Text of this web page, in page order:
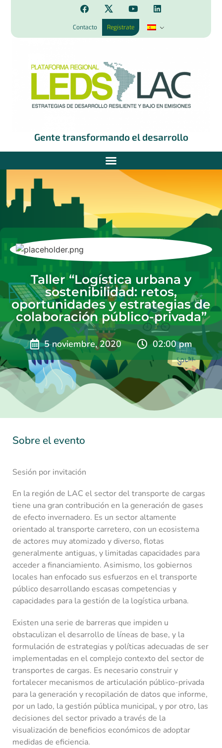
Contacto Regístrate
Gente transformando el desarrollo
Taller “Logística urbana y
sostenibilidad: retos,
oportunidades y estrategias de
colaboración público-privada”
5 noviembre, 2020 02:00 pm
Sobre el evento
Sesión por invitación
En la región de LAC el sector del transporte de cargas
tiene una gran contribución en la generación de gases
de efecto invernadero. Es un sector altamente
orientado al transporte carretero, con un ecosistema
de actores muy atomizado y diverso, flotas
generalmente antiguas, y limitadas capacidades para
acceder a financiamiento. Asimismo, los gobiernos
locales han enfocado sus esfuerzos en el transporte
público desarrollando escasas competencias y
capacidades para la gestión de la logística urbana.
Existen una serie de barreras que impiden u
obstaculizan el desarrollo de líneas de base, y la
formulación de estrategias y políticas adecuadas de ser
implementadas en el complejo contexto del sector de
transportes de cargas. Es necesario construir y
fortalecer mecanismos de articulación público-privada
para la generación y recopilación de datos que informe,
por un lado, la gestión pública municipal, y por otro, las
decisiones del sector privado a través de la
visualización de beneficios económicos de adoptar
medidas de eficiencia.